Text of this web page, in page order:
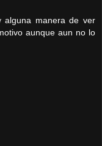
alguna manera de ver
aunque aun no lo